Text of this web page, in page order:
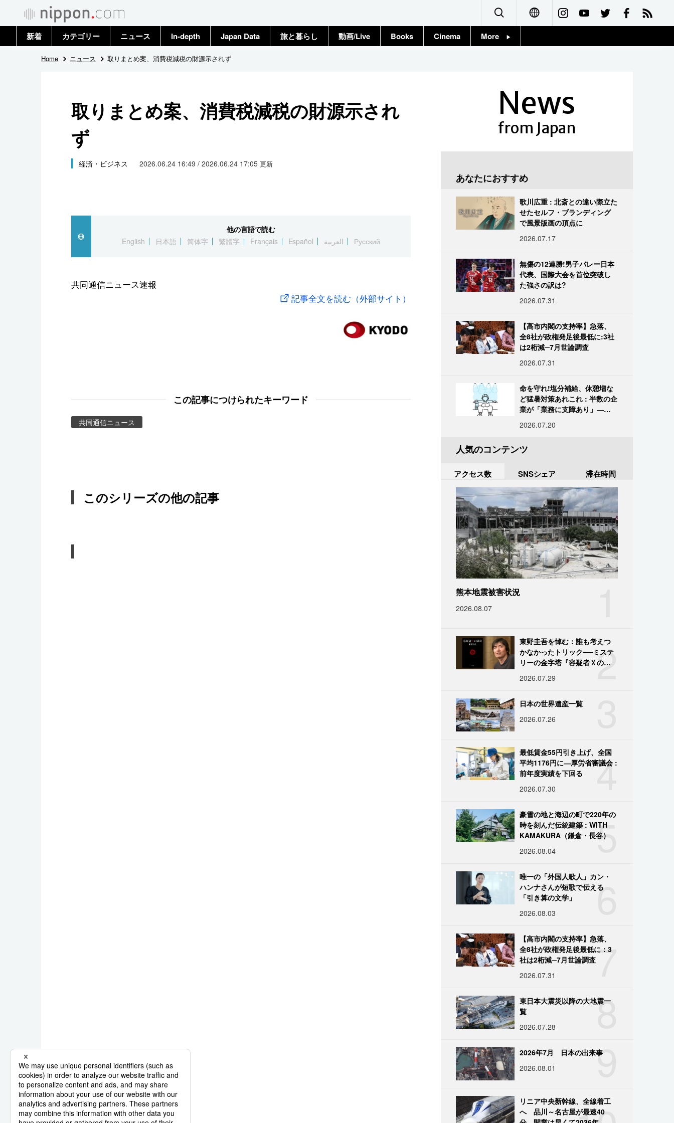
Français
新着 カテゴリー
政治・外交
国際
社会
文化
スポーツ・東京2020
ニュース
トップ
In-depth Japan Data 旅と暮らし 動画/Live Books Cinema More
Home ニュース 取りまとめ案、消費税減税の財源示されず
取りまとめ案、消費税減税の財源示され
ず
経済・ビジネス 2026.06.24 16:49 / 2026.06.24 17:05 更新
他の言語で読む
English
日本語 简体字 繁體字 Français Español العربية Русский
共同通信ニュース速報
記事全文を読む（外部サイト）
この記事につけられたキーワード
共同通信ニュース
このシリーズの他の記事
News
from Japan
あなたにおすすめ
歌川広重 : 北斎との違い際立た
せたセルフ・ブランディング
で風景版画の頂点に
2026.07.17
無傷の12連勝!男子バレー日本
代表、国際大会を首位突破し
た強さの訳は?
2026.07.31
【高市内閣の支持率】急落、
全8社が政権発足後最低に:3社
は2桁減─7月世論調査
2026.07.31
命を守れ!塩分補給、休憩増な
ど猛暑対策あれこれ : 半数の企
業が「業務に支障あり」―帝
2026.07.20
人気のコンテンツ
アクセス数 SNSシェア 滞在時間
熊本地震被害状況
2026.08.07
2
東野圭吾を悼む：誰も考えつ
かなかったトリック──ミステ
リーの金字塔『容疑者Ｘの献
2026.07.29
日本の世界遺産一覧
2026.07.26
4
最低賃金55円引き上げ、全国
平均1176円に―厚労省審議会 :
前年度実績を下回る
2026.07.30
5
豪雪の地と海辺の町で220年の
時を刻んだ伝統建築 : WITH
KAMAKURA（鎌倉・長谷）
2026.08.04
6
唯一の「外国人歌人」カン・
ハンナさんが短歌で伝える
「引き算の文学」
2026.08.03
7
【高市内閣の支持率】急落、
全8社が政権発足後最低に：3
社は2桁減─7月世論調査
2026.07.31
8
東日本大震災以降の大地震一
覧
2026.07.28
9
2026年7月 日本の出来事
2026.08.01
リニア中央新幹線、全線着工
へ 品川～名古屋が最速40